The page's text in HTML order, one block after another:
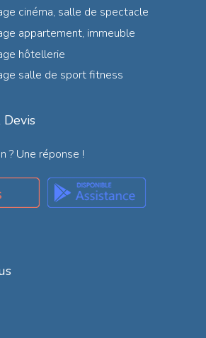
cinéma, salle de spectacle
appartement, immeuble
hôtellerie
salle de sport fitness
? Une réponse !